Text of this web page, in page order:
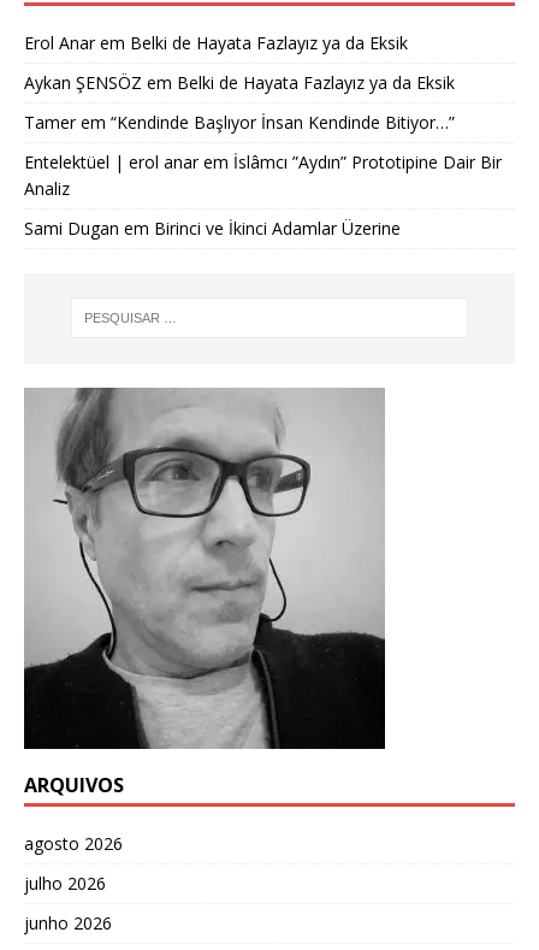
Erol Anarem Belki de Hayata Fazlayız ya da Eksik
Aykan ŞENSÖZ em Belki de Hayata Fazlayız ya da Eksik
Tamerem “Kendinde Başlıyor İnsan Kendinde Bitiyor…”
Entelektüel | erol anarem İslâmcı ”Aydın” Prototipine Dair Bir
Analiz
Sami Dugan em Birinci ve İkinci Adamlar Üzerine
ARQUIVOS
agosto 2026
julho 2026
junho 2026